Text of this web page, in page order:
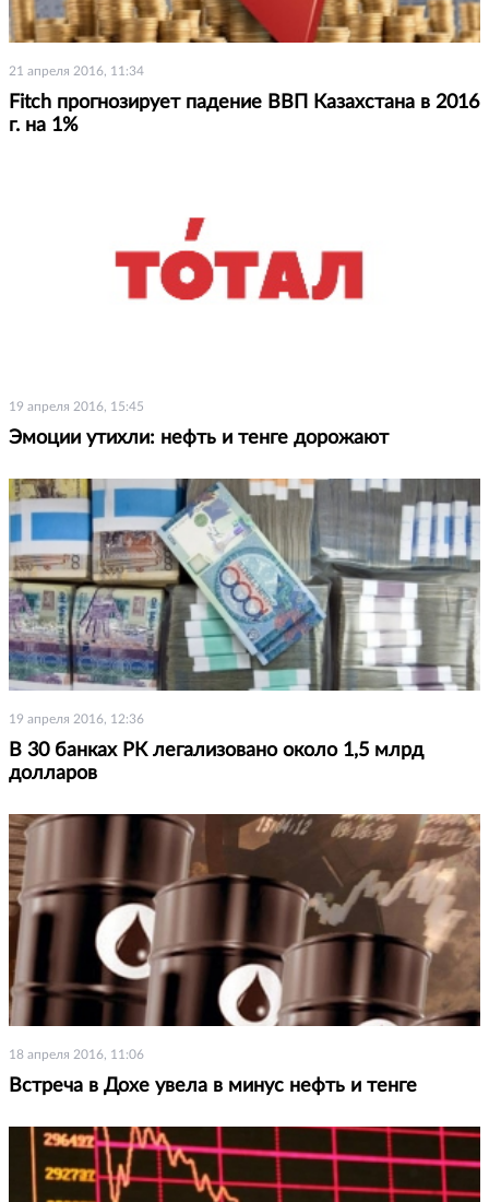
21 апреля 2016, 11:34
Fitch прогнозирует падение ВВП Казахстана в 2016
г. на 1%
19 апреля 2016, 15:45
Эмоции утихли: нефть и тенге дорожают
19 апреля 2016, 12:36
В 30 банках РК легализовано около 1,5 млрд
долларов
18 апреля 2016, 11:06
Встреча в Дохе увела в минус нефть и тенге